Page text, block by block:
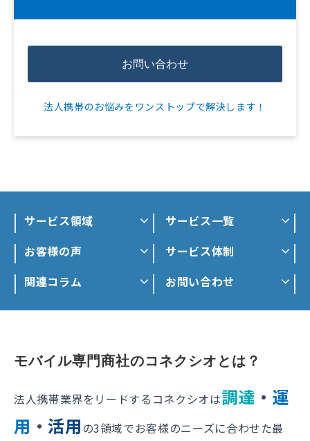
お問い合わせ
法人携帯のお悩みをワンストップで解決します！
サービス領域
サービス一覧
お客様の声
サービス体制
関連コラム
お問い合わせ
モバイル専門商社のコネクシオとは？
法人携帯業界をリードするコネクシオは調達 ・ 運
用 ・活用 の3領域でお客様のニーズに合わせた最